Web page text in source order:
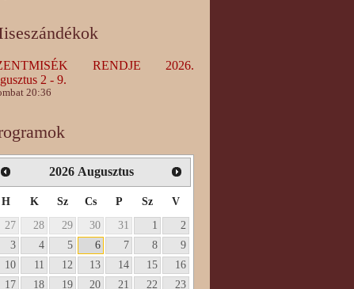
RENDJE 2026.
2 - 9.
20:36
2026 Augusztus
H K Sz Cs P Sz
V
27
28 29 30 31 1
2
3
4 5 6 7 8
9
10
11 12 13 14 15
16
17
18 19 20 21 22
23